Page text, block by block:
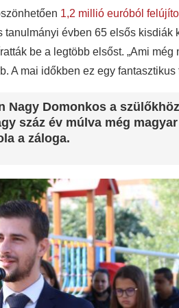
1,2 millió euróból
tanulmányi évben 65 elsős
be a legtöbb elsőst. „Ami
A mai időkben ez egy fantasztikus
Nagy Domonkos a
száz év múlva még
a záloga.